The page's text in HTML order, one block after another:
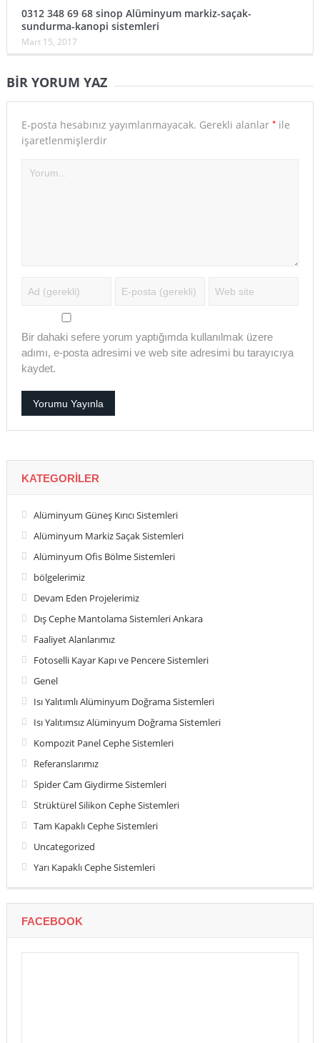
0312 348 69 68 sinop Alüminyum markiz-saçak-
sundurma-kanopi sistemleri
Mart 15, 2017
BIR YORUM YAZ
E-posta hesabınız yayımlanmayacak. Gerekli alanlar *ile
işaretlenmişlerdir
Bir dahaki sefere yorum yaptığımda kullanılmak üzere
adımı, e-posta adresimi ve web site adresimi bu tarayıcıya
kaydet.
KATEGORILER
Alüminyum Güneş Kırıcı Sistemleri
Alüminyum Markiz Saçak Sistemleri
Alüminyum Ofis Bölme Sistemleri
bölgelerimiz
Devam Eden Projelerimiz
Dış Cephe Mantolama Sistemleri Ankara
Faaliyet Alanlarımız
Fotoselli Kayar Kapı ve Pencere Sistemleri
Genel
Isı Yalıtımlı Alüminyum Doğrama Sistemleri
Isı Yalıtımsız Alüminyum Doğrama Sistemleri
Kompozit Panel Cephe Sistemleri
Referanslarımız
Spider Cam Giydirme Sistemleri
Strüktürel Silikon Cephe Sistemleri
Tam Kapaklı Cephe Sistemleri
Uncategorized
Yarı Kapaklı Cephe Sistemleri
FACEBOOK